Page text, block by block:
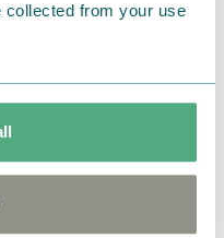
collected from your use